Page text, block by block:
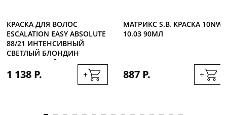
КРАСКА ДЛЯ ВОЛОС
ESCALATION EASY ABSOLUTE
88/21 ИНТЕНСИВНЫЙ
СВЕТЛЫЙ БЛОНДИН
ПЛАТИНОВЫЙ, 60МЛ
1 138 Р. +
МАТРИКС S.B. КРАСКА 10NW
10.03 90МЛ
887 Р. +